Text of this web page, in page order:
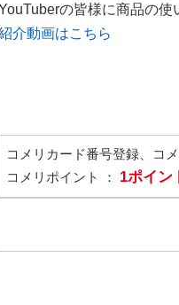
の皆様に商品の使
介動画はこちら
コメリカード番号登録、コ
コメリポイント ： 1ポイン